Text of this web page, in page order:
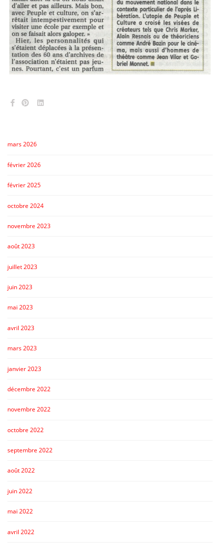
mars 2026
février 2026
février 2025
octobre 2024
novembre 2023
août 2023
juillet 2023
juin 2023
mai 2023
avril 2023
mars 2023
janvier 2023
décembre 2022
novembre 2022
octobre 2022
septembre 2022
août 2022
juin 2022
mai 2022
avril 2022